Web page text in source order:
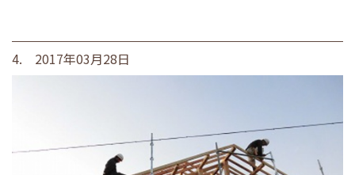
4. 2017年03月28日